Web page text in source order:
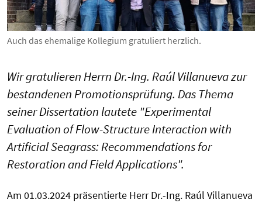
Auch das ehemalige Kollegium gratuliert herzlich.
Wir gratulieren Herrn Dr.-Ing. Raúl Villanueva zur
bestandenen Promotionsprüfung. Das Thema
seiner Dissertation lautete "Experimental
Evaluation of Flow-Structure Interaction with
Artificial Seagrass: Recommendations for
Restoration and Field Applications".
Am 01.03.2024 präsentierte Herr Dr.-Ing. Raúl Villanueva